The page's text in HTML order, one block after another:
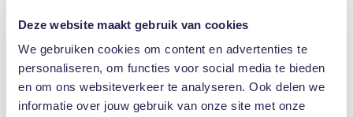
Deze website maakt gebruik van cookies
We gebruiken cookies om content en advertenties te
personaliseren, om functies voor social media te bieden
en om ons websiteverkeer te analyseren. Ook delen we
informatie over jouw gebruik van onze site met onze
- Aanpak voor Werknemers